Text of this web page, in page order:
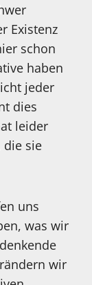
Existenz
schon
haben
jeder
dies
leider
die sie
uns
was wir
wir